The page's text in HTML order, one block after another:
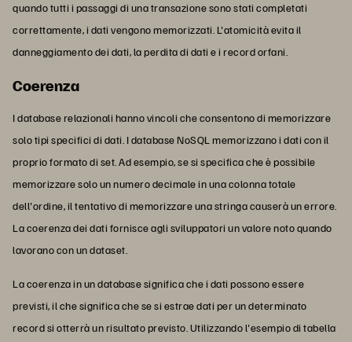
quando tutti i passaggi di una transazione sono stati completati
correttamente, i dati vengono memorizzati. L'atomicità evita il
danneggiamento dei dati, la perdita di dati e i record orfani.
Coerenza
I database relazionali hanno vincoli che consentono di memorizzare
solo tipi specifici di dati. I database NoSQL memorizzano i dati con il
proprio formato di set. Ad esempio, se si specifica che è possibile
memorizzare solo un numero decimale in una colonna totale
dell'ordine, il tentativo di memorizzare una stringa causerà un errore.
La coerenza dei dati fornisce agli sviluppatori un valore noto quando
lavorano con un dataset.
La coerenza in un database significa che i dati possono essere
previsti, il che significa che se si estrae dati per un determinato
record si otterrà un risultato previsto. Utilizzando l'esempio di tabella